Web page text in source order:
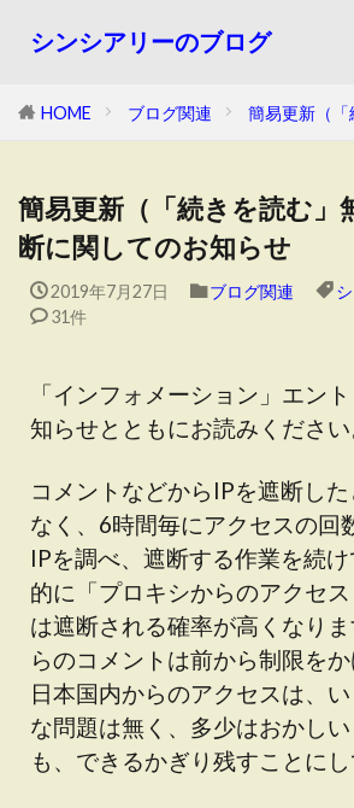
シンシアリーのブログ
HOME ブログ関連 簡易更新（
簡易更新（「続きを読む」
断に関してのお知らせ
2019年7月27日 ブログ関連
31件
「インフォメーション」エン
知らせとともにお読みください
コメントなどからIPを遮断し
なく、6時間毎にアクセスの回
IPを調べ、遮断する作業を続
的に「プロキシからのアクセス
は遮断される確率が高くなり
らのコメントは前から制限をか
日本国内からのアクセスは、
な問題は無く、多少はおかし
も、できるかぎり残すことにし